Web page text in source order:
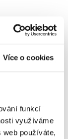
Více o cookies
funkcí
využíváme
web používáte,